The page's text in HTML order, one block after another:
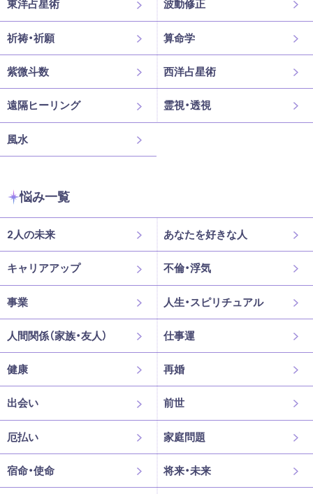
東洋占星術 波動修正
祈祷・祈願 算命学
紫微斗数 西洋占星術
遠隔ヒーリング 霊視・透視
風水
悩み一覧
2人の未来 あなたを好きな人
キャリアアップ 不倫・浮気
事業 人生・スピリチュアル
人間関係（家族・友人） 仕事運
健康 再婚
出会い 前世
厄払い 家庭問題
宿命・使命 将来・未来